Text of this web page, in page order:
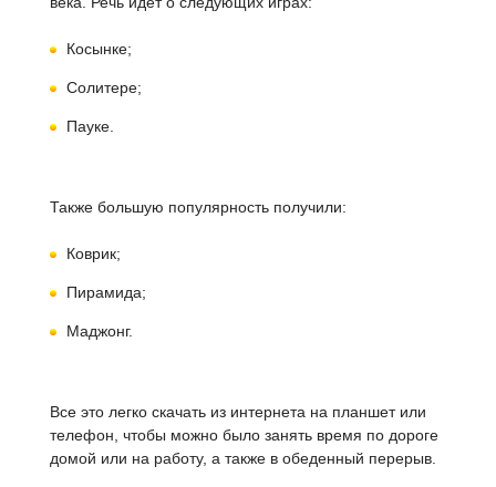
Косынке;
Солитере;
Пауке.
Также большую популярность получили:
Коврик;
Пирамида;
Маджонг.
Все это легко скачать из интернета на планшет или
телефон, чтобы можно было занять время по дороге
домой или на работу, а также в обеденный перерыв.